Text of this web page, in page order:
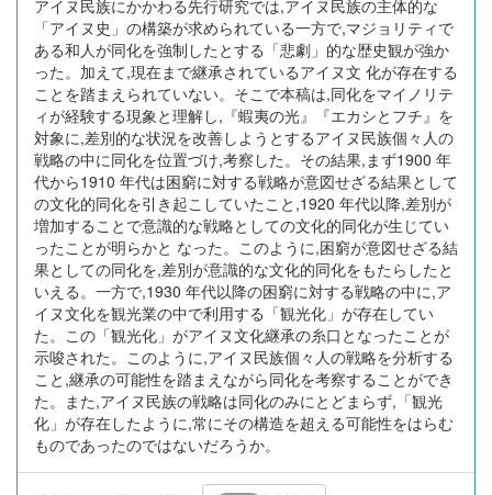
アイヌ民族にかかわる先行研究では,アイヌ民族の主体的な
「アイヌ史」の構築が求められている一方で,マジョリティで
ある和人が同化を強制したとする「悲劇」的な歴史観が強か
った。加えて,現在まで継承されているアイヌ文 化が存在する
ことを踏まえられていない。そこで本稿は,同化をマイノリテ
ィが経験する現象と理解し,『蝦夷の光』『エカシとフチ』を
対象に,差別的な状況を改善しようとするアイヌ民族個々人の
戦略の中に同化を位置づけ,考察した。その結果,まず1900 年
代から1910 年代は困窮に対する戦略が意図せざる結果として
の文化的同化を引き起こしていたこと,1920 年代以降,差別が
増加することで意識的な戦略としての文化的同化が生じてい
ったことが明らかと なった。このように,困窮が意図せざる結
果としての同化を,差別が意識的な文化的同化をもたらしたと
いえる。一方で,1930 年代以降の困窮に対する戦略の中に,ア
イヌ文化を観光業の中で利用する「観光化」が存在してい
た。この「観光化」がアイヌ文化継承の糸口となったことが
示唆された。このように,アイヌ民族個々人の戦略を分析する
こと,継承の可能性を踏まえながら同化を考察することができ
た。また,アイヌ民族の戦略は同化のみにとどまらず,「観光
化」が存在したように,常にその構造を超える可能性をはらむ
ものであったのではないだろうか。